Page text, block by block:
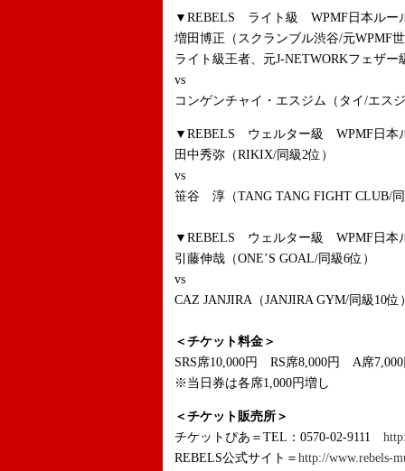
▼REBELS ライト級 WPMF日本ルー
増田博正（スクランブル渋谷/元WPMF
ライト級王者、元J-NETWORKフェザー
vs
コンゲンチャイ・エスジム（タイ/エス
▼REBELS ウェルター級 WPMF日本
田中秀弥（RIKIX/同級2位）
vs
笹谷 淳（TANG TANG FIGHT CLUB/
▼REBELS ウェルター級 WPMF日本
引藤伸哉（ONE’S GOAL/同級6位）
vs
CAZ JANJIRA（JANJIRA GYM/同級10位
＜チケット料金＞
SRS席10,000円 RS席8,000円 A席
※当日券は各席1,000円増し
＜チケット販売所＞
チケットぴあ＝TEL：0570-02-9111
REBELS公式サイト＝ http://www.rebels-